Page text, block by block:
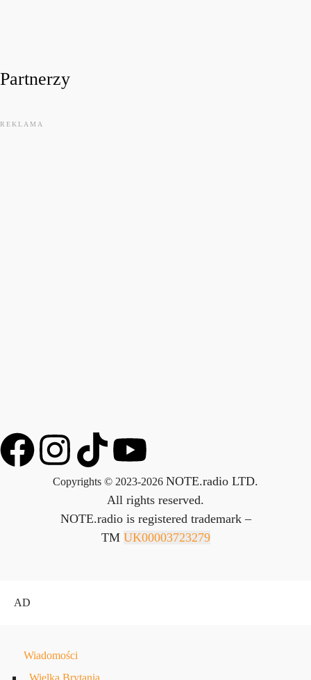
Partnerzy
Copyrights © 2023-2026 NOTE.radio LTD.
All rights reserved.
NOTE.radio is registered trademark –
TM UK00003723279
AD
Wiadomości
Wielka Brytania